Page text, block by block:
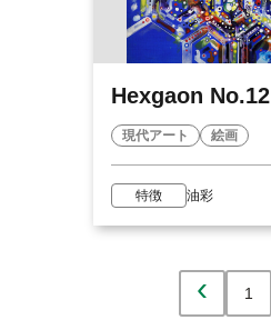
Hexgaon No.12
現代アート 絵画
特徴 油彩
‹ 1